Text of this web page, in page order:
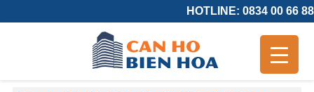
HOTLINE: 0834 00 66 88